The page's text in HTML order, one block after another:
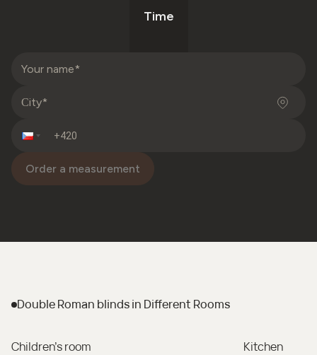
Order a measurement
Time
Double Roman blindsin Different Rooms
Children's room Kitchen